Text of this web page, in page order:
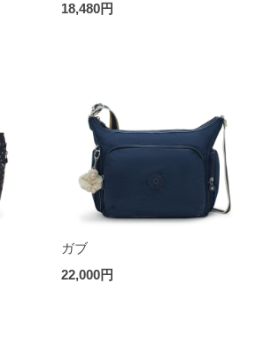
18,480円
ガブ
22,000円